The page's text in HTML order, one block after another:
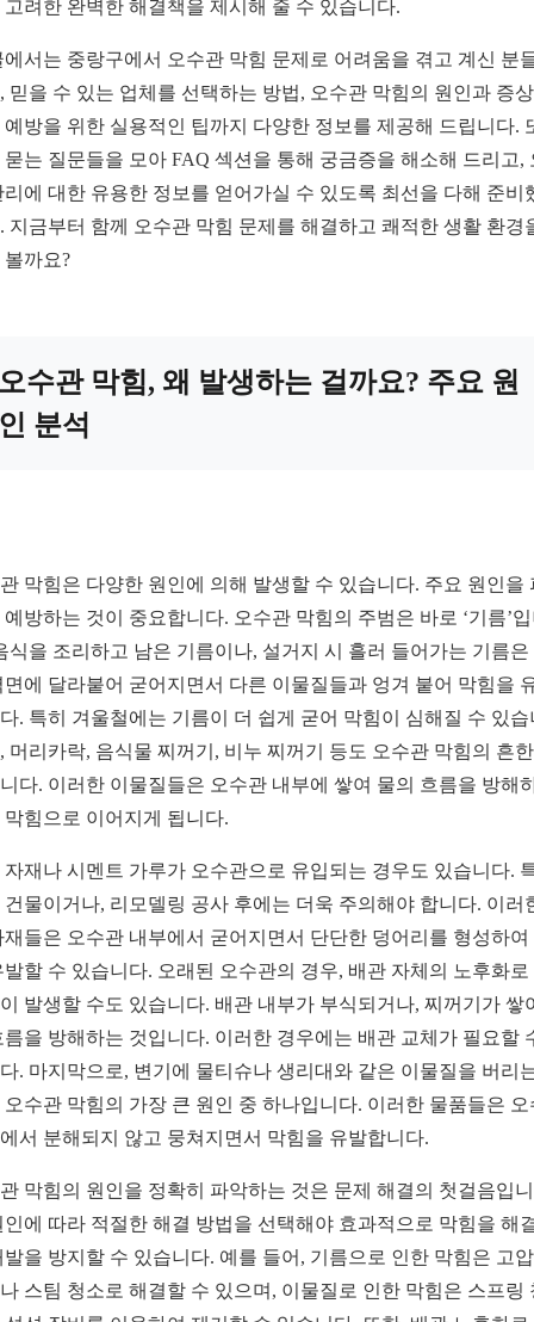
고려한 완벽한 해결책을 제시해 줄 수 있습니다.
에서는 중랑구에서 오수관 막힘 문제로 어려움을 겪고 계신 분
믿을 수 있는 업체를 선택하는 방법, 오수관 막힘의 원인과 증
예방을 위한 실용적인 팁까지 다양한 정보를 제공해 드립니다.
묻는 질문들을 모아 FAQ 섹션을 통해 궁금증을 해소해 드리고,
리에 대한 유용한 정보를 얻어가실 수 있도록 최선을 다해 준비
지금부터 함께 오수관 막힘 문제를 해결하고 쾌적한 생활 환경
볼까요?
수관 막힘, 왜 발생하는 걸까요? 주요 원
분석
막힘은 다양한 원인에 의해 발생할 수 있습니다. 주요 원인을
예방하는 것이 중요합니다. 오수관 막힘의 주범은 바로 ‘기름’
식을 조리하고 남은 기름이나, 설거지 시 흘러 들어가는 기름은
면에 달라붙어 굳어지면서 다른 이물질들과 엉겨 붙어 막힘을
. 특히 겨울철에는 기름이 더 쉽게 굳어 막힘이 심해질 수 있습
머리카락, 음식물 찌꺼기, 비누 찌꺼기 등도 오수관 막힘의 흔
다. 이러한 이물질들은 오수관 내부에 쌓여 물의 흐름을 방해
막힘으로 이어지게 됩니다.
자재나 시멘트 가루가 오수관으로 유입되는 경우도 있습니다.
건물이거나, 리모델링 공사 후에는 더욱 주의해야 합니다. 이러
재들은 오수관 내부에서 굳어지면서 단단한 덩어리를 형성하여
발할 수 있습니다. 오래된 오수관의 경우, 배관 자체의 노후화로
발생할 수도 있습니다. 배관 내부가 부식되거나, 찌꺼기가 쌓
름을 방해하는 것입니다. 이러한 경우에는 배관 교체가 필요할
. 마지막으로, 변기에 물티슈나 생리대와 같은 이물질을 버리
오수관 막힘의 가장 큰 원인 중 하나입니다. 이러한 물품들은 오
서 분해되지 않고 뭉쳐지면서 막힘을 유발합니다.
막힘의 원인을 정확히 파악하는 것은 문제 해결의 첫걸음입
인에 따라 적절한 해결 방법을 선택해야 효과적으로 막힘을 해
발을 방지할 수 있습니다. 예를 들어, 기름으로 인한 막힘은 고
스팀 청소로 해결할 수 있으며, 이물질로 인한 막힘은 스프링